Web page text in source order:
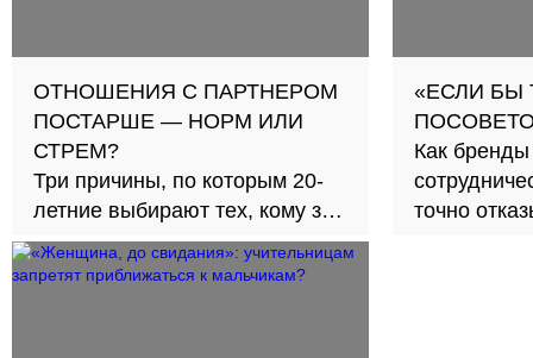
ОТНОШЕНИЯ С ПАРТНЕРОМ
ПОСТАРШЕ — НОРМ ИЛИ
СТРЕМ?
Три причины, по которым 20-
летние выбирают тех, кому за
30
«ЕСЛИ БЫ
Как
точно